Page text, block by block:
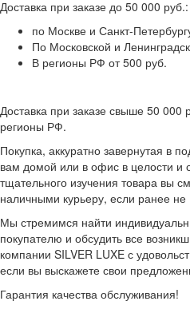
Доставка при заказе до 50 000 руб.:
по Москве и Санкт-
По Московской и
В регионы РФ от 500 руб.
Доставка при заказе свыше 50
регионы РФ.
Покупка, аккуратно завернутая в
вам домой или в офис в целости и
тщательного изучения товара вы
наличными курьеру, если ранее не
Мы стремимся найти
покупателю и обсудить все
компании SILVER LUXE с
если вы выскажете свои
Гарантия качества обслуживания!